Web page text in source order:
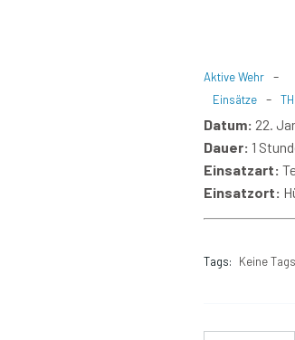
Aktive Wehr -
Einsätze - THL
Datum: 22.
Dauer: 1
Einsatzart:
Einsatzort:
Tags: Keine Tags